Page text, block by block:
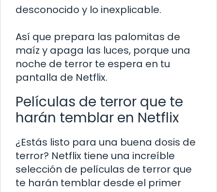
desconocido y lo inexplicable.
Así que prepara las palomitas de
maíz y apaga las luces, porque una
noche de terror te espera en tu
pantalla de Netflix.
Películas de terror que te
harán temblar en Netflix
¿Estás listo para una buena dosis de
terror? Netflix tiene una increíble
selección de películas de terror que
te harán temblar desde el primer